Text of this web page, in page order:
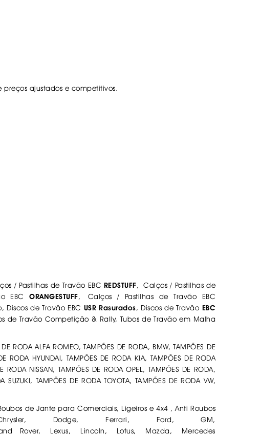
ajustados e competitivos.
/ Pastilhas de Travão EBC REDSTUFF, Calços / Pastilhas de
EBCORANGESTUFF, Calços / Pastilhas de Travão EBC
Discos de Travão EBC USR Rasurados, Discos de Travão EBC
de Travão Competição & Rally, Tubos de Travão em Malha
RODA ALFA ROMEO, TAMPÕES DE RODA, BMW, TAMPÕES DE
RODA HYUNDAI, TAMPÕES DE RODA KIA, TAMPÕES DE RODA
RODA NISSAN, TAMPÕES DE RODA OPEL, TAMPÕES DE RODA,
SUZUKI, TAMPÕES DE RODA TOYOTA, TAMPÕES DE RODA VW,
de Jante para Comerciais, Ligeiros e 4x4 , Anti Roubos
Dodge, Ferrari, Ford, GM,
Rover, Lexus, Lincoln, Lotus, Mazda, Mercedes